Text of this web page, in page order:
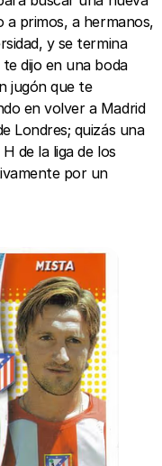
a primos, a hermanos,
y se termina
dijo en una boda
jugón que te
en volver a Madrid
Londres; quizás una
de la liga de los
por un